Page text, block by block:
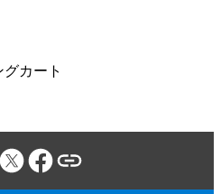
カート